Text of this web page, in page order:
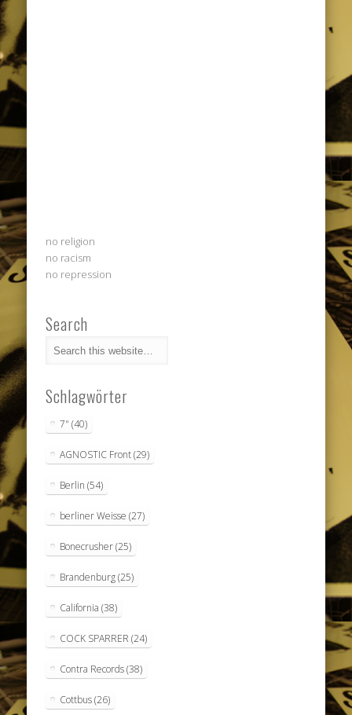
no religion
no racism
no repression
Search
Schlagwörter
7" (40)
AGNOSTIC Front(29)
Berlin (54)
berliner Weisse (27)
Bonecrusher(25)
Brandenburg(25)
California (38)
COCK SPARRER (24)
Contra Records(38)
Cottbus(26)